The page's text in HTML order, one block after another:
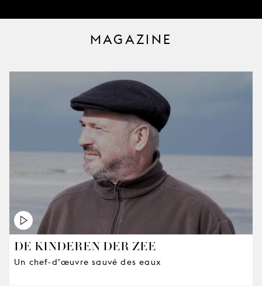
MAGAZINE
DE KINDEREN DER ZEE
Un chef-d’œuvre sauvé des eaux